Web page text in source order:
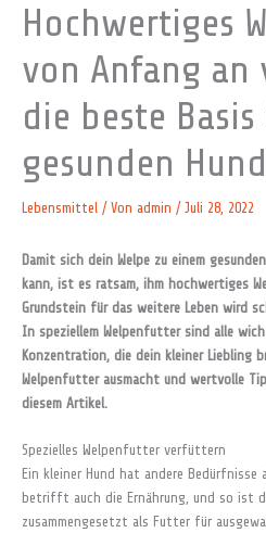
Hochwertiges
von Anfang
die beste
gesunden Hund
Lebensmittel / Von admin / Juli 28, 2022
Damit sich dein Welpe zu einem
kann, ist es ratsam, ihm hochwertiges
Grundstein für das weitere Leben wird
In speziellem Welpenfutter sind alle
Konzentration, die dein kleiner Liebling
Welpenfutter ausmacht und wertvolle
diesem Artikel.
Spezielles Welpenfutter verfüttern
Ein kleiner Hund hat andere Bedürfnisse
betrifft auch die Ernährung, und so ist
zusammengesetzt als Futter für